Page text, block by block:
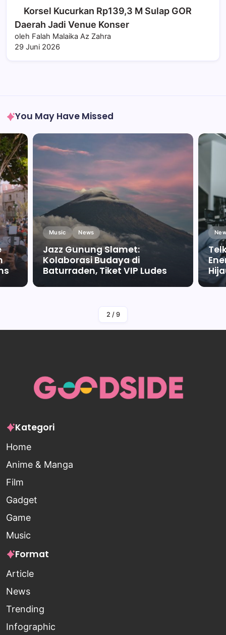
Korsel Kucurkan Rp139,3 M Sulap GOR
Daerah Jadi Venue Konser
oleh Falah Malaika Az Zahra
29 Juni 2026
You May Have Missed
Music News
Jazz Gunung Slamet:
Kolaborasi Budaya di
Baturraden, Tiket VIP Ludes
By Falah Malaika Az Zahra
2 / 9
Kategori
Home
Anime & Manga
Film
Gadget
Game
Music
Format
Article
News
Trending
Infographic